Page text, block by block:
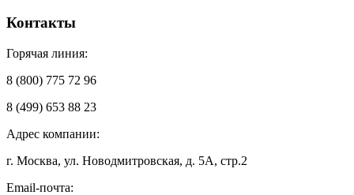
Контакты
Горячая линия:
8 (800) 775 72 96
8 (499) 653 88 23
Адрес компании:
г. Москва, ул. Новодмитровская, д. 5А, стр.2
Email-почта: